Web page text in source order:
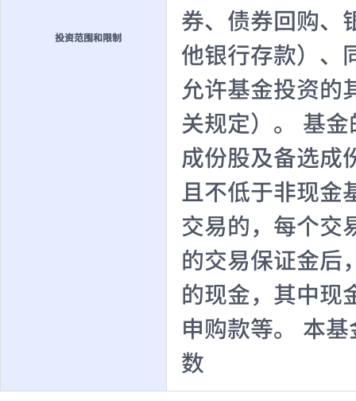
投资范围和限制
券、债券回购、
他银行存款）、
允许基金投资的
关规定）。 基
成份股及备选成
且不低于非现金
交易的，每个交
的交易保证金后
的现金，其中现
申购款等。 本
数